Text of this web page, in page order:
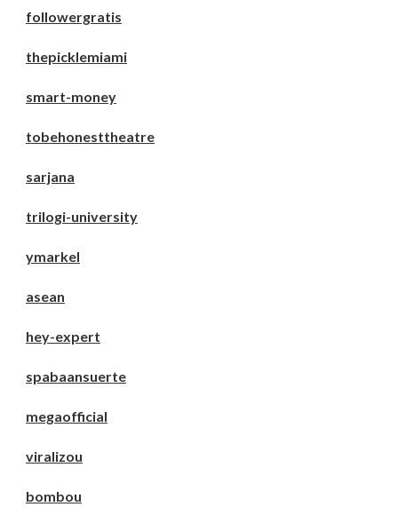
followergratis
thepicklemiami
smart-money
tobehonesttheatre
sarjana
trilogi-university
ymarkel
asean
hey-expert
spabaansuerte
megaofficial
viralizou
bombou